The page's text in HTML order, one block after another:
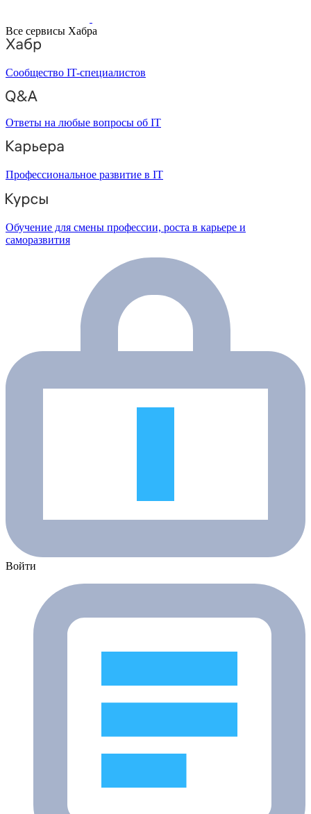
Все сервисы Хабра
Сообщество IT-специалистов
Ответы на любые вопросы об IT
Профессиональное развитие в IT
Обучение для смены профессии, роста в карьере и
саморазвития
Войти